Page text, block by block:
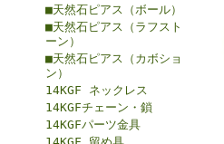
■天然石ピアス（ボール）
■天然石ピアス（ラフスト
ーン）
■天然石ピアス（カボショ
ン）
14KGF ネックレス
14KGFチェーン・鎖
14KGFパーツ金具